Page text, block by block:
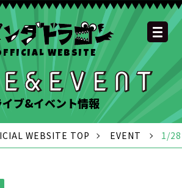
WEBSITE
OFFICIAL SITE TOP
NEWS MEMBER
SCHEDULE DISCOGRAPHY
GOODS
FAQ CONTACT
YOUTUBE
CHANNEL
INSTAGRAM
OFFICIAL
TWITTER
OFFICIAL LINE
ACCOUNT
OFFICIAL
TIKTOK
イブ&イベント情報
WEBSITE TOP EVENT 1/